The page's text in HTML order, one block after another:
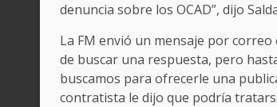
denuncia sobre los OCAD”, dijo
La FM envió un mensaje por
de buscar una respuesta, pero
buscamos para ofrecerle una
contratista le dijo que podría